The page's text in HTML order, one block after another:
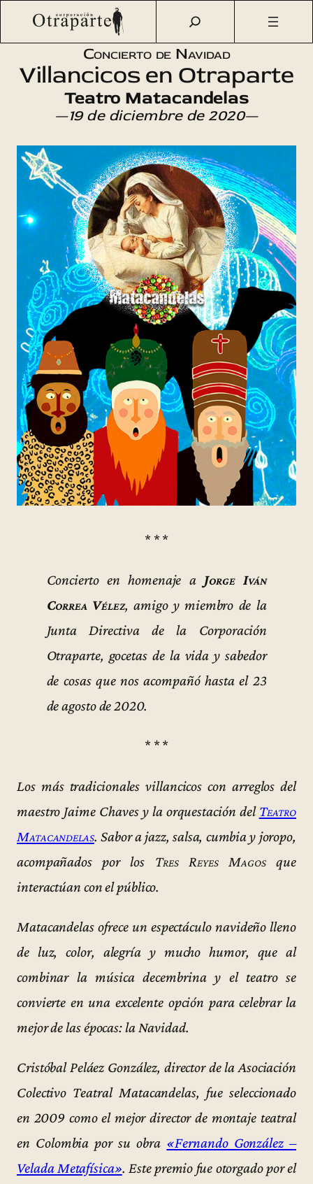
Saltar
Otraparte.org /Agenda Cultural Música
Concierto de
Concierto de Navidad
Villancicos en Otraparte
Teatro Matacandelas
—19 de diciembre de 2020—
* * *
Concierto en homenaje a Jorge Iván
Correa Vélez, amigo y miembro de la
Junta Directiva de la Corporación
Otraparte, gocetas de la vida y sabedor
de cosas que nos acompañó hasta el 23
de agosto de 2020.
* * *
Los más tradicionales villancicos con arreglos del
maestro Jaime Chaves y la orquestación del Teatro
Matacandelas. Sabor a jazz, salsa, cumbia y joropo,
acompañados por los Tres Reyes Magosque
interactúan con el público.
Matacandelas ofrece un espectáculo navideño lleno
de luz, color, alegría y mucho humor, que al
combinar la música decembrina y el teatro se
convierte en una excelente opción para celebrar la
mejor de las épocas: la Navidad.
Cristóbal Peláez González, director de la Asociación
Colectivo Teatral Matacandelas, fue seleccionado
en 2009 como el mejor director de montaje teatral
en Colombia por su obra «Fernando González –
Velada Metafísica». Este premio fue otorgado por el